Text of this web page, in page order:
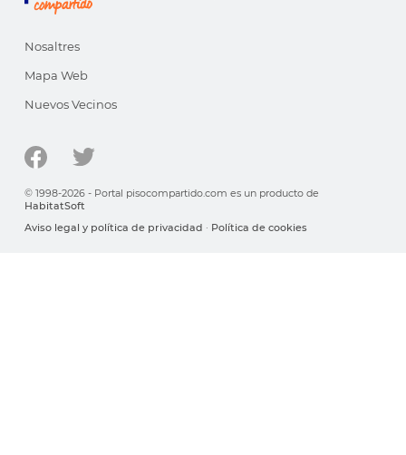
Nosaltres
Mapa Web
Nuevos Vecinos
© 1998-2026 - Portal pisocompartido.com es un producto de
HabitatSoft
Aviso legal y política de privacidad · Política de cookies